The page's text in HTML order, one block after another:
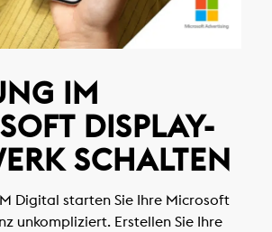
IM
DISPLAY-
SCHALTEN
Digital starten Sie Ihre Microsoft
unkompliziert. Erstellen Sie Ihre